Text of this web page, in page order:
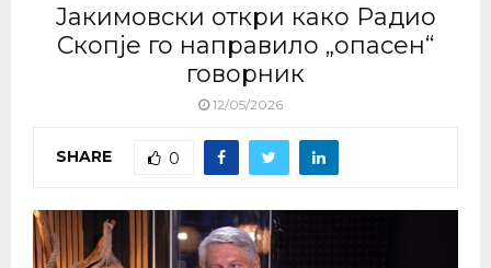
Јакимовски откри како Радио
Скопје го направило „опасен“
говорник
12/05/2026
SHARE 0